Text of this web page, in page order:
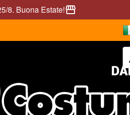
8. Buona Estate!storefront